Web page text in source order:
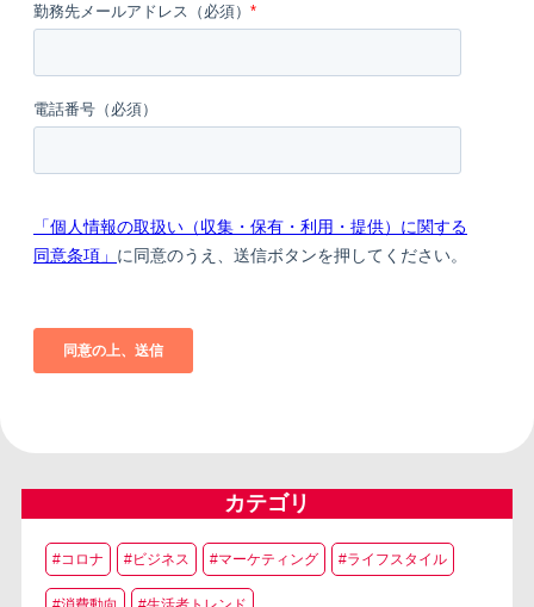
カテゴリ
#コロナ #ビジネス #マーケティング #ライフスタイル